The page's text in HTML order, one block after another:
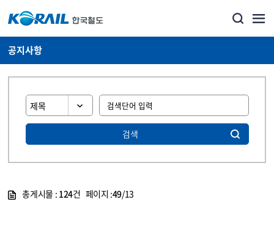
공지사항
검색
총게시물 : 124건 페이지 :49/13